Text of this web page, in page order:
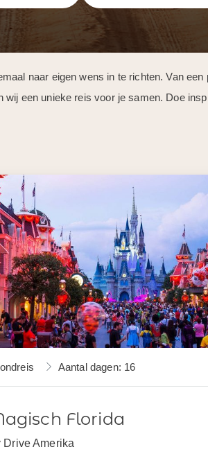
naar eigen wens in te richten. Van
een unieke reis voor je samen. Doe
Aantal dagen: 16
Florida
Drive Amerika